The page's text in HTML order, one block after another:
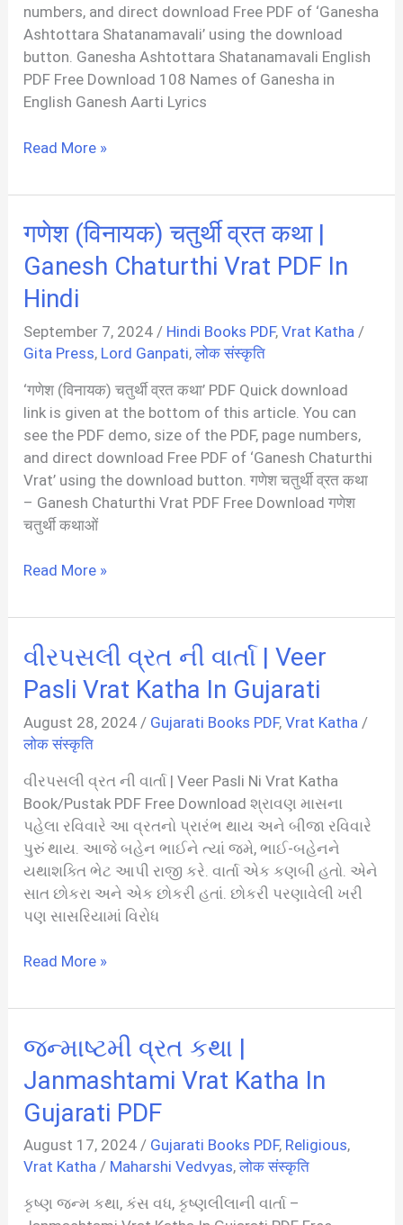
numbers, and direct download Free PDF of ‘Ganesha
Ashtottara Shatanamavali’ using the download
button. Ganesha Ashtottara Shatanamavali English
PDF Free Download 108 Names of Ganesha in
English Ganesh Aarti Lyrics
Ganesha
Shatanamavali
In
English
Read More »
गणेश (विनायक) चतुर्थी व्रत कथा |
Ganesh Chaturthi Vrat PDF In
Hindi
September 7, 2024 / Hindi Books PDF,Vrat Katha /
Gita Press, Lord Ganpati,लोक संस्कृति
‘गणेश (विनायक) चतुर्थी व्रत कथा’ PDF Quick download
link is given at the bottom of this article. You can
see the PDF demo, size of the PDF, page numbers,
and direct download Free PDF of ‘Ganesh Chaturthi
Vrat’ using the download button. गणेश चतुर्थी व्रत कथा
– Ganesh Chaturthi Vrat PDF Free Download गणेश
चतुर्थी कथाओं
गणेश
चतुर्थी
कथा
|
Chaturthi
Vrat
PDF
In
Hindi
Read More »
વીરપસલી વ્રત ની વાર્તા | Veer
Pasli Vrat Katha In Gujarati
August 28, 2024 / Gujarati Books PDF,Vrat Katha /
लोक संस्कृति
વીરપસલી વ્રત ની વાર્તા | Veer Pasli Ni Vrat Katha
Book/Pustak PDF Free Download શ્રાવણ માસના
પહેલા રવિવારે આ વ્રતનો પ્રારંભ થાય અને બીજા રવિવારે
પુરું થાય. આજે બહેન ભાઈને ત્યાં જમે, ભાઈ-બહેનને
યથાશક્તિ ભેટ આપી રાજી કરે. વાર્તા એક કણબી હતો. એને
સાત છોકરા અને એક છોકરી હતાં. છોકરી પરણાવેલી ખરી
પણ સાસરિયામાં વિરોધ
વીરપસલી
ની
|
Veer
Vrat
Katha
In
Read More »
જન્માષ્ટમી વ્રત કથા |
Janmashtami Vrat Katha In
Gujarati PDF
August 17, 2024/ Gujarati Books PDF, Religious,
Vrat Katha / Maharshi Vedvyas,लोक संस्कृति
કૃષ્ણ જન્મ કથા, કંસ વધ, કૃષ્ણલીલાની વાર્તા –